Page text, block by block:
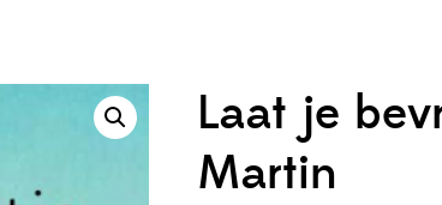
Laat je
Martin